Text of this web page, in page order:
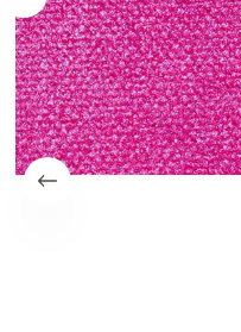
λειτουργία του site. Διαβάστε
Register
Username or Email Address